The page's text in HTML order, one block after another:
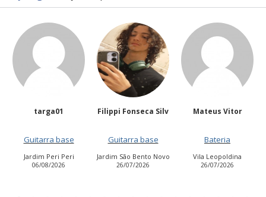
Filippi Fonseca Silv
Guitarra base
Jardim São Bento Novo
26/07/2026
Mateus Vitor
Bateria
Vila Leopoldina
26/07/2026
Anailuj Avlis
Vocalista - Baixo
Jardim Aurora (Zona
Leste)